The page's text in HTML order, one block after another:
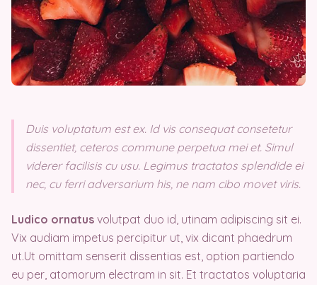
Duis voluptatum est ex. Id vis consequat consetetur
dissentiet, ceteros commune perpetua mei et. Simul
viderer facilisis cu usu. Legimus tractatos splendide ei
nec, cu ferri adversarium his, ne nam cibo movet viris.
Ludico ornatus volutpat duo id, utinam adipiscing sit ei.
Vix audiam impetus percipitur ut, vix dicant phaedrum
ut.Ut omittam senserit dissentias est, option partiendo
eu per, atomorum electram in sit. Et tractatos voluptaria